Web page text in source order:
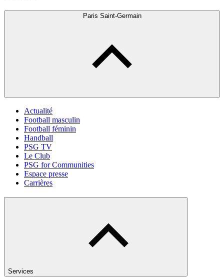
Paris Saint-Germain
Actualité
Football masculin
Football féminin
Handball
PSG TV
Le Club
PSG for Communities
Espace presse
Carrières
Services